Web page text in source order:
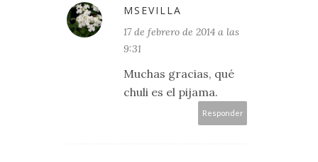
MSEVILLA
17 de febrero de 2014 a las
9:31
Muchas gracias, qué
chuli es el pijama.
Responder